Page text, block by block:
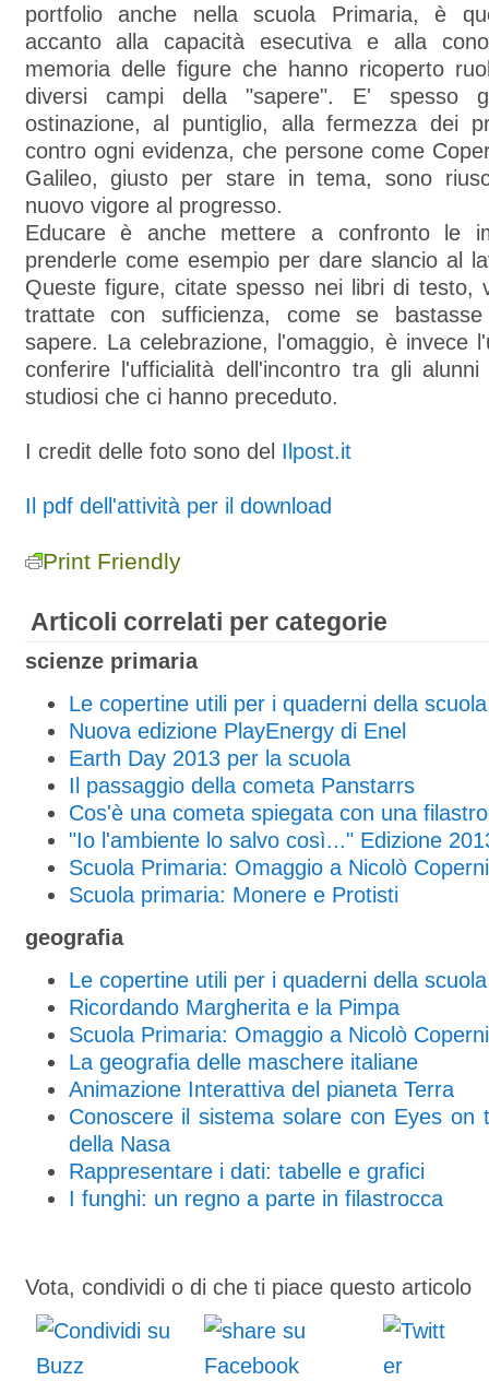
portfolio anche nella scuola Primaria, è
accanto alla capacità esecutiva e alla
memoria delle figure che hanno ricoperto
diversi campi della "sapere". E' spesso
ostinazione, al puntiglio, alla fermezza dei
contro ogni evidenza, che persone come
Galileo, giusto per stare in tema, sono
nuovo vigore al progresso.
Educare è anche mettere a confronto le
prenderle come esempio per dare slancio al
Queste figure, citate spesso nei libri di testo,
trattate con sufficienza, come se
sapere. La celebrazione, l'omaggio, è invece
conferire l'ufficialità dell'incontro tra gli
studiosi che ci hanno preceduto.
I credit delle foto sono del Ilpost.it
Il pdf dell'attività per il download
Print Friendly
Articoli correlati per categorie
scienze primaria
Le copertine utili per i quaderni della
Nuova edizione PlayEnergy di Enel
Earth Day 2013 per la scuola
Il passaggio della cometa Panstarrs
Cos'è una cometa spiegata con una
"Io l'ambiente lo salvo così..." Edizione
Scuola Primaria: Omaggio a Nicolò
Scuola primaria: Monere e Protisti
geografia
Le copertine utili per i quaderni della
Ricordando Margherita e la Pimpa
Scuola Primaria: Omaggio a Nicolò
La geografia delle maschere italiane
Animazione Interattiva del pianeta Terra
Conoscere il sistema solare con Eyes on
della Nasa
Rappresentare i dati: tabelle e grafici
I funghi: un regno a parte in filastrocca
Vota, condividi o di che ti piace questo articolo